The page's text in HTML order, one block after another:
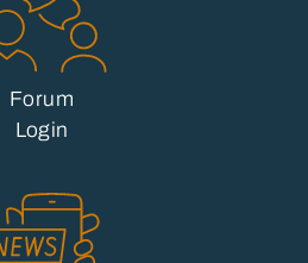
Forum
Login